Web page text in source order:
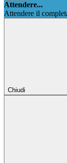
Attendere...
Attendere il
Chiudi